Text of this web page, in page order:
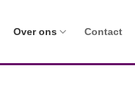
Over ons Contact